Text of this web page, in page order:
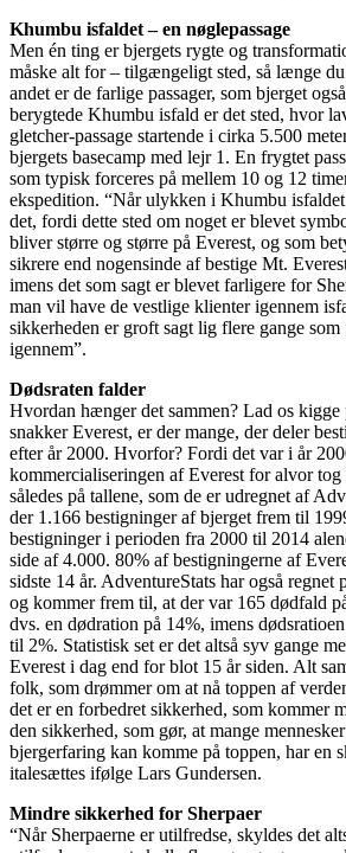
Khumbu isfaldet – en nøglepassage
Men én ting er bjergets rygte og
måske alt for – tilgængeligt sted, så længe
andet er de farlige passager, som bjerget
berygtede Khumbu isfald er det sted, hvor
gletcher-passage startende i cirka 5.500
bjergets basecamp med lejr 1. En frygtet
som typisk forceres på mellem 10 og 12
ekspedition. “Når ulykken i Khumbu
det, fordi dette sted om noget er blevet
bliver større og større på Everest, og som
sikrere end nogensinde af bestige Mt.
imens det som sagt er blevet farligere for
man vil have de vestlige klienter igennem
sikkerheden er groft sagt lig flere gange som
igennem”.
Dødsraten falder
Hvordan hænger det sammen? Lad os kigge
snakker Everest, er der mange, der deler
efter år 2000. Hvorfor? Fordi det var i år
kommercialiseringen af Everest for alvor
således på tallene, som de er udregnet af
der 1.166 bestigninger af bjerget frem til
bestigninger i perioden fra 2000 til 2014
side af 4.000. 80% af bestigningerne af
sidste 14 år. AdventureStats har også regnet
og kommer frem til, at der var 165 dødfald
dvs. en dødration på 14%, imens
til 2%. Statistisk set er det altså syv gange
Everest i dag end for blot 15 år siden. Alt
folk, som drømmer om at nå toppen af
det er en forbedret sikkerhed, som kommer
den sikkerhed, som gør, at mange
bjergerfaring kan komme på toppen, har en
italesættes ifølge Lars Gundersen.
Mindre sikkerhed for Sherpaer
“Når Sherpaerne er utilfredse, skyldes det